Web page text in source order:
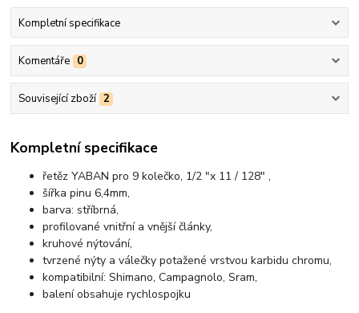
Kompletní specifikace
Komentáře 0
Související zboží 2
Kompletní specifikace
řetěz YABAN pro 9 kolečko, 1/2 "x 11 / 128" ,
šířka pinu 6,4mm,
barva: stříbrná,
profilované vnitřní a vnější články,
kruhové nýtování,
tvrzené nýty a válečky potažené vrstvou karbidu chromu,
kompatibilní: Shimano, Campagnolo, Sram,
balení obsahuje rychlospojku